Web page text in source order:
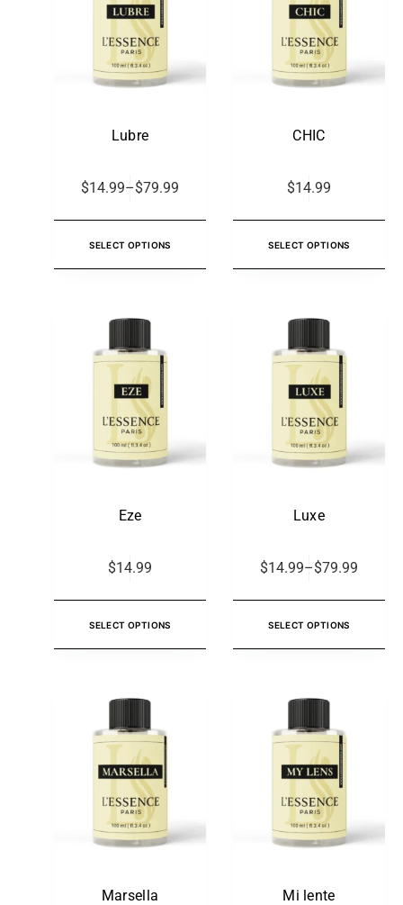
Lubre
$14.99–$79.99
SELECT OPTIONS
CHIC
$14.99
SELECT OPTIONS
Eze
$14.99
SELECT OPTIONS
Luxe
$14.99–$79.99
SELECT OPTIONS
Marsella Mi lente